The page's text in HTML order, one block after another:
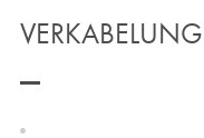
VERKABELUNG